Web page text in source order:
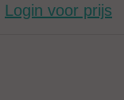
Login voor prijs